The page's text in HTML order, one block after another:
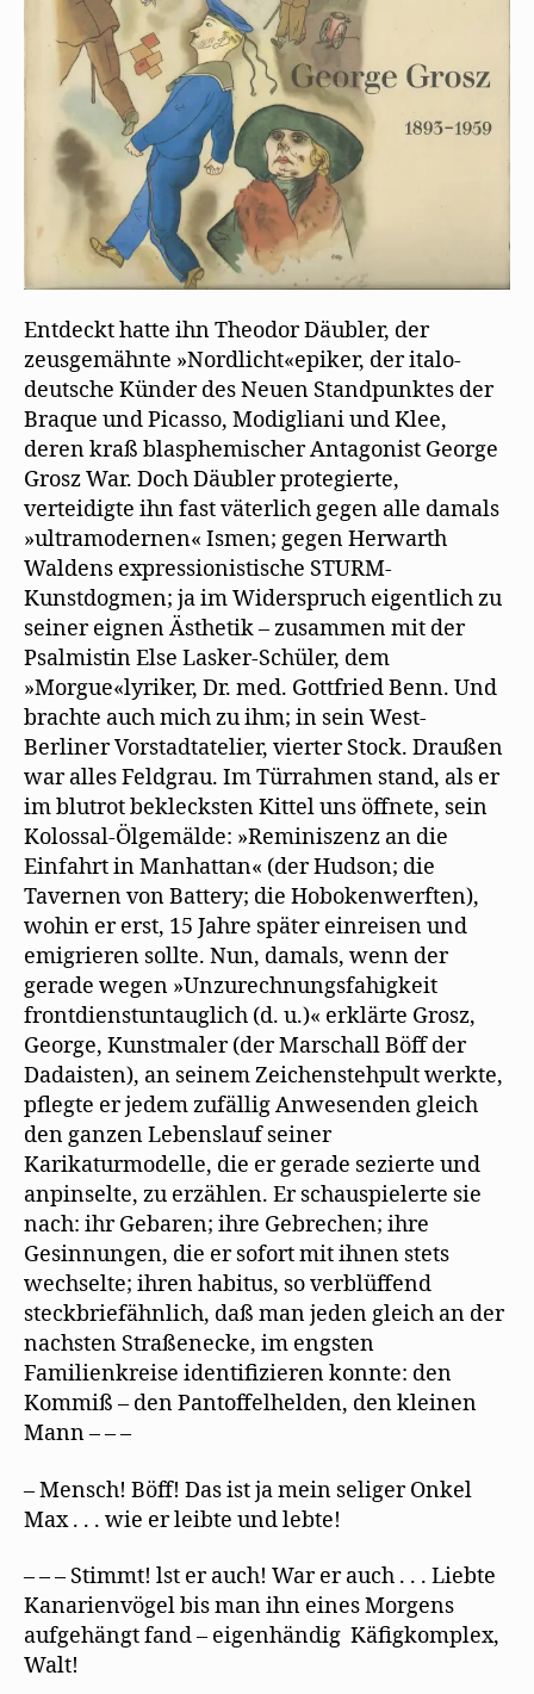
Entdeckt hatte ihn Theodor Däubler, der
zeusgemähnte »Nordlicht«epiker, der italo-
deutsche Künder des Neuen Standpunktes der
Braque und Picasso, Modigliani und Klee,
deren kraß blasphemischer Antagonist George
Grosz War. Doch Däubler protegierte,
verteidigte ihn fast väterlich gegen alle damals
»ultramodernen« Ismen; gegen Herwarth
Waldens expressionistische STURM-
Kunstdogmen; ja im Widerspruch eigentlich zu
seiner eignen Ästhetik – zusammen mit der
Psalmistin Else Lasker-Schüler, dem
»Morgue«lyriker, Dr. med. Gottfried Benn. Und
brachte auch mich zu ihm; in sein West-
Berliner Vorstadtatelier, vierter Stock. Draußen
war alles Feldgrau. Im Türrahmen stand, als er
im blutrot beklecksten Kittel uns öffnete, sein
Kolossal-Ölgemälde: »Reminiszenz an die
Einfahrt in Manhattan« (der Hudson; die
Tavernen von Battery; die Hobokenwerften),
wohin er erst, 15 Jahre später einreisen und
emigrieren sollte. Nun, damals, wenn der
gerade wegen »Unzurechnungsfahigkeit
frontdienstuntauglich (d. u.)« erklärte Grosz,
George, Kunstmaler (der Marschall Böff der
Dadaisten), an seinem Zeichenstehpult werkte,
pflegte er jedem zufällig Anwesenden gleich
den ganzen Lebenslauf seiner
Karikaturmodelle, die er gerade sezierte und
anpinselte, zu erzählen. Er schauspielerte sie
nach: ihr Gebaren; ihre Gebrechen; ihre
Gesinnungen, die er sofort mit ihnen stets
wechselte; ihren habitus, so verblüffend
steckbriefähnlich, daß man jeden gleich an der
nachsten Straßenecke, im engsten
Familienkreise identifizieren konnte: den
Kommiß – den Pantoffelhelden, den kleinen
Mann – – –
– Mensch! Böff! Das ist ja mein seliger Onkel
Max . . . wie er leibte und lebte!
– – – Stimmt! lst er auch! War er auch . . . Liebte
Kanarienvögel bis man ihn eines Morgens
aufgehängt fand – eigenhändig Käfigkomplex,
Walt!